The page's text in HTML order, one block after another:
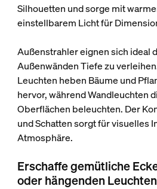
Silhouetten und sorge mit
einstellbarem Licht für
Außenstrahler eignen sich ideal
Außenwänden Tiefe zu
Leuchten heben Bäume und
hervor, während Wandleuchten
Oberflächen beleuchten. Der
und Schatten sorgt für visuelles
Atmosphäre.
Erschaffe gemütliche
oder hängenden Leuchten